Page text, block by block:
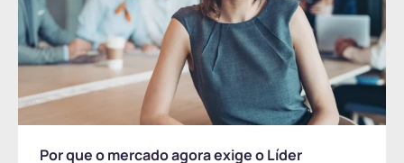
Por que o mercado agora exige o Líder